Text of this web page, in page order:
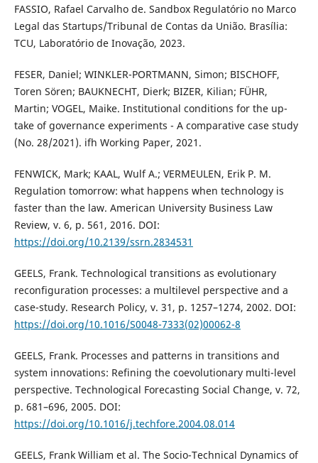
FASSIO, Rafael Carvalho de. Sandbox Regulatório no Marco
Legal das Startups/Tribunal de Contas da União. Brasília:
TCU, Laboratório de Inovação, 2023.
FESER, Daniel; WINKLER-PORTMANN, Simon; BISCHOFF,
Toren Sören; BAUKNECHT, Dierk; BIZER, Kilian; FÜHR,
Martin; VOGEL, Maike. Institutional conditions for the up-
take of governance experiments - A comparative case study
(No. 28/2021). ifh Working Paper, 2021.
FENWICK, Mark; KAAL, Wulf A.; VERMEULEN, Erik P. M.
Regulation tomorrow: what happens when technology is
faster than the law. American University Business Law
Review, v. 6, p. 561, 2016. DOI:
https://doi.org/10.2139/ssrn.2834531
GEELS, Frank. Technological transitions as evolutionary
reconfiguration processes: a multilevel perspective and a
case-study. Research Policy, v. 31, p. 1257–1274, 2002. DOI:
https://doi.org/10.1016/S0048-7333(02)00062-8
GEELS, Frank. Processes and patterns in transitions and
system innovations: Refining the coevolutionary multi-level
perspective. Technological Forecasting Social Change, v. 72,
p. 681–696, 2005. DOI:
https://doi.org/10.1016/j.techfore.2004.08.014
GEELS, Frank William et al. The Socio-Technical Dynamics of